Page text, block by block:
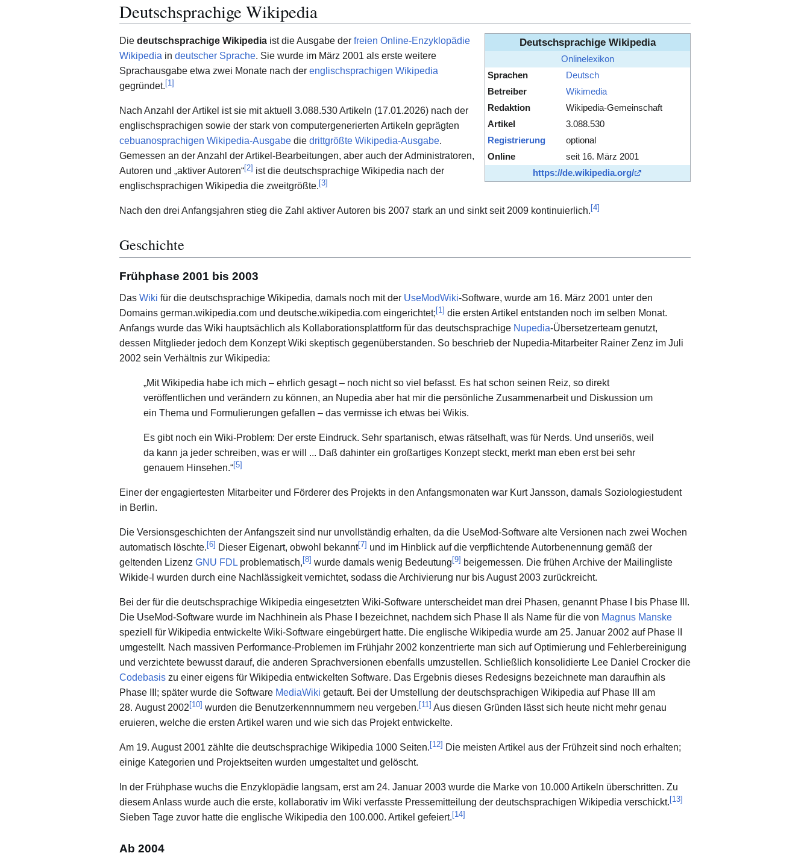
Deutschsprachige Wikipedia
Deutschsprachige Wikipedia
Onlinelexikon
Sprachen
Deutsch
Betreiber
Wikimedia
Redaktion
Wikipedia-Gemeinschaft
Artikel
3.088.530
Registrierung
optional
Online
seit 16. März 2001
https://de.wikipedia.org/
Die deutschsprachige Wikipedia ist die Ausgabe der freien Online-Enzyklopädie
Wikipedia in deutscher Sprache. Sie wurde im März 2001 als erste weitere
Sprachausgabe etwa zwei Monate nach der englischsprachigen Wikipedia
gegründet.[1]
Nach Anzahl der Artikel ist sie mit aktuell 3.088.530 Artikeln (17.01.2026) nach der
englischsprachigen sowie der stark von computergenerierten Artikeln geprägten
cebuanosprachigen Wikipedia-Ausgabe die drittgrößte Wikipedia-Ausgabe.
Gemessen an der Anzahl der Artikel-Bearbeitungen, aber auch der Administratoren,
Autoren und „aktiver Autoren“[2] ist die deutschsprachige Wikipedia nach der
englischsprachigen Wikipedia die zweitgrößte.[3]
Nach den drei Anfangsjahren stieg die Zahl aktiver Autoren bis 2007 stark an und sinkt seit 2009 kontinuierlich.[4]
Geschichte
Frühphase 2001 bis 2003
Das Wiki für die deutschsprachige Wikipedia, damals noch mit der UseModWiki-Software, wurde am 16. März 2001 unter den
Domains german.wikipedia.com und deutsche.wikipedia.com eingerichtet;[1] die ersten Artikel entstanden noch im selben Monat.
Anfangs wurde das Wiki hauptsächlich als Kollaborationsplattform für das deutschsprachige Nupedia-Übersetzerteam genutzt,
dessen Mitglieder jedoch dem Konzept Wiki skeptisch gegenüberstanden. So beschrieb der Nupedia-Mitarbeiter Rainer Zenz im Juli
2002 sein Verhältnis zur Wikipedia:
„Mit Wikipedia habe ich mich – ehrlich gesagt – noch nicht so viel befasst. Es hat schon seinen Reiz, so direkt
veröffentlichen und verändern zu können, an Nupedia aber hat mir die persönliche Zusammenarbeit und Diskussion um
ein Thema und Formulierungen gefallen – das vermisse ich etwas bei Wikis.
Es gibt noch ein Wiki-Problem: Der erste Eindruck. Sehr spartanisch, etwas rätselhaft, was für Nerds. Und unseriös, weil
da kann ja jeder schreiben, was er will ... Daß dahinter ein großartiges Konzept steckt, merkt man eben erst bei sehr
genauem Hinsehen.“[5]
Einer der engagiertesten Mitarbeiter und Förderer des Projekts in den Anfangsmonaten war Kurt Jansson, damals Soziologiestudent
in Berlin.
Die Versionsgeschichten der Anfangszeit sind nur unvollständig erhalten, da die UseMod-Software alte Versionen nach zwei Wochen
automatisch löschte.[6] Dieser Eigenart, obwohl bekannt[7] und im Hinblick auf die verpflichtende Autorbenennung gemäß der
geltenden Lizenz GNU FDL problematisch,[8] wurde damals wenig Bedeutung[9] beigemessen. Die frühen Archive der Mailingliste
Wikide-l wurden durch eine Nachlässigkeit vernichtet, sodass die Archivierung nur bis August 2003 zurückreicht.
Bei der für die deutschsprachige Wikipedia eingesetzten Wiki-Software unterscheidet man drei Phasen, genannt Phase I bis Phase III.
Die UseMod-Software wurde im Nachhinein als Phase I bezeichnet, nachdem sich Phase II als Name für die von Magnus Manske
speziell für Wikipedia entwickelte Wiki-Software eingebürgert hatte. Die englische Wikipedia wurde am 25. Januar 2002 auf Phase II
umgestellt. Nach massiven Performance-Problemen im Frühjahr 2002 konzentrierte man sich auf Optimierung und Fehlerbereinigung
und verzichtete bewusst darauf, die anderen Sprachversionen ebenfalls umzustellen. Schließlich konsolidierte Lee Daniel Crocker die
Codebasis zu einer eigens für Wikipedia entwickelten Software. Das Ergebnis dieses Redesigns bezeichnete man daraufhin als
Phase III; später wurde die Software MediaWiki getauft. Bei der Umstellung der deutschsprachigen Wikipedia auf Phase III am
28. August 2002[10] wurden die Benutzerkennnummern neu vergeben.[11] Aus diesen Gründen lässt sich heute nicht mehr genau
eruieren, welche die ersten Artikel waren und wie sich das Projekt entwickelte.
Am 19. August 2001 zählte die deutschsprachige Wikipedia 1000 Seiten.[12] Die meisten Artikel aus der Frühzeit sind noch erhalten;
einige Kategorien und Projektseiten wurden umgestaltet und gelöscht.
In der Frühphase wuchs die Enzyklopädie langsam, erst am 24. Januar 2003 wurde die Marke von 10.000 Artikeln überschritten. Zu
diesem Anlass wurde auch die erste, kollaborativ im Wiki verfasste Pressemitteilung der deutschsprachigen Wikipedia verschickt.[13]
Sieben Tage zuvor hatte die englische Wikipedia den 100.000. Artikel gefeiert.[14]
Ab 2004